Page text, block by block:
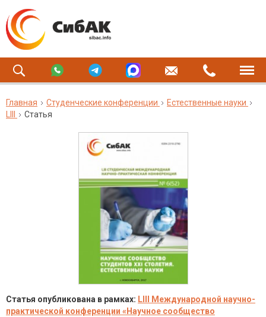
Главная Студенческие конференции
Естественные науки
Статья
Статья опубликована в рамках: LIII Международной научно-
практической конференции «Научное сообщество